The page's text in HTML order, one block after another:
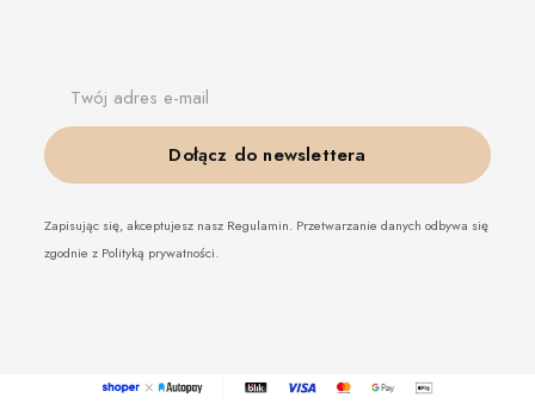
Twój adres e-mail
Dołącz do newslettera
Zapisując się, akceptujesz nasz Regulamin. Przetwarzanie danych odbywa się
zgodnie z Polityką prywatności.